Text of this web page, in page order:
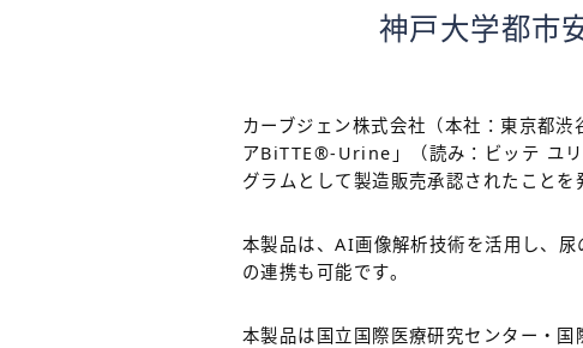
神戸大学都市
カーブジェン株式会社（本社：東京都
アBiTTE®-Urine 」（読み：ビッテ ユ
グラムとして製造販売承認されたことを
本製品は、AI画像解析技術を活用し、
の連携も可能です。
本製品は国立国際医療研究センター・